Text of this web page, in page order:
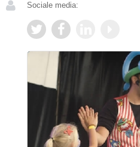
Sociale media: